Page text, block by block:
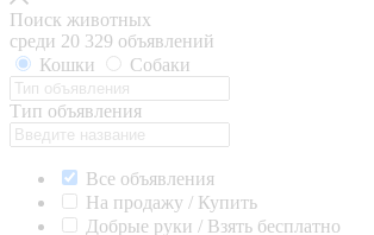
Поиск животных
среди 20 329 объявлений
Кошки
Собаки
Тип объявления
Все объявления
На продажу / Купить
Добрые руки / Взять бесплатно